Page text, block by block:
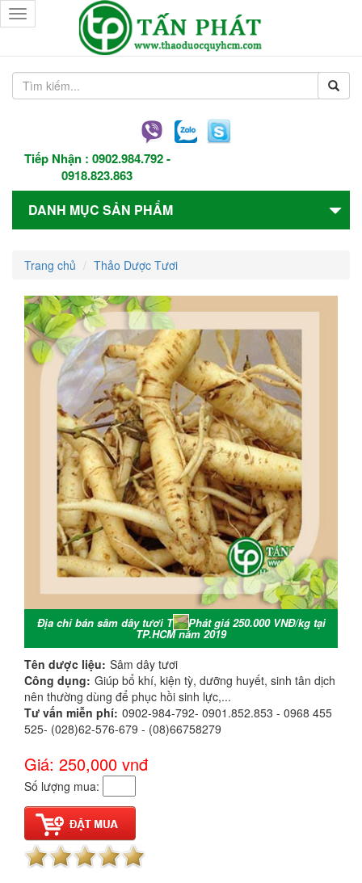
Tiếp Nhận : 0902.984.792-
0918.823.863
Toggle
navigation
DANH MỤC SẢN PHẨM
Trang chủ Thảo Dược Tươi
Địa chỉ bán sâm dây tươi Tấn Phát giá 250.000 VNĐ/kg tại
TP.HCM năm 2019
Tên dược liệu: Sâm dây tươi
Công dụng: Giúp bổ khí, kiện tỳ, dưỡng huyết, sinh tân dịch
nên thường dùng để phục hồi sinh lực,...
Tư vấn miễn phí: 0902-984-792- 0901.852.853 - 0968 455
525- (028)62-576-679 - (08)66758279
Giá: 250,000 vnđ
Số lượng mua: